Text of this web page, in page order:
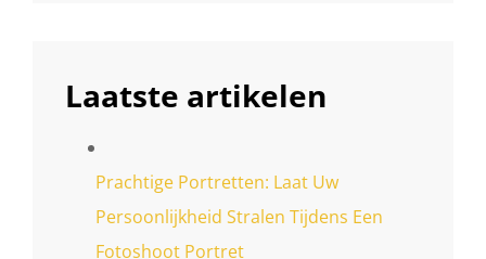
Laatste artikelen
Prachtige Portretten: Laat Uw
Persoonlijkheid Stralen Tijdens Een
Fotoshoot Portret